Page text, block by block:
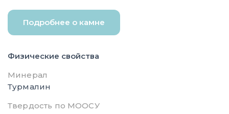
Подробнее о камне
Физические свойства
Минерал
Турмалин
Твердость по МООСУ